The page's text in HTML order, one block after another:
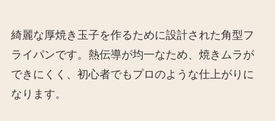
綺麗な厚焼き玉子を作るために設計された角型フ
ライパンです。熱伝導が均一なため、焼きムラが
できにくく、初心者でもプロのような仕上がりに
なります。